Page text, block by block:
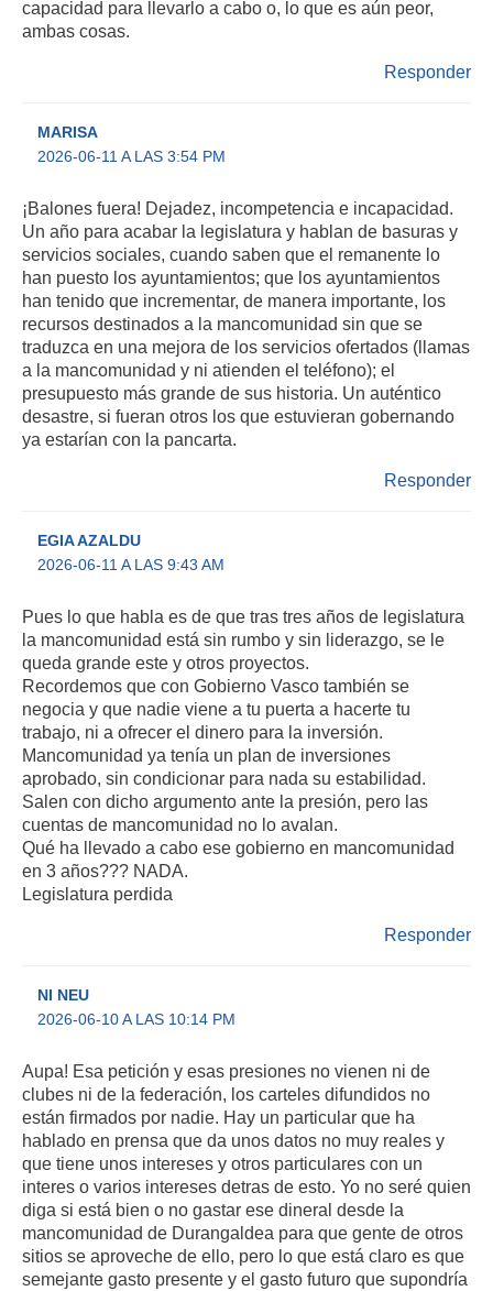
capacidad para llevarlo a cabo o, lo que es aún peor,
ambas cosas.
Responder
MARISA
2026-06-11 A LAS 3:54 PM
¡Balones fuera! Dejadez, incompetencia e incapacidad.
Un año para acabar la legislatura y hablan de basuras y
servicios sociales, cuando saben que el remanente lo
han puesto los ayuntamientos; que los ayuntamientos
han tenido que incrementar, de manera importante, los
recursos destinados a la mancomunidad sin que se
traduzca en una mejora de los servicios ofertados (llamas
a la mancomunidad y ni atienden el teléfono); el
presupuesto más grande de sus historia. Un auténtico
desastre, si fueran otros los que estuvieran gobernando
ya estarían con la pancarta.
Responder
EGIA AZALDU
2026-06-11 A LAS 9:43 AM
Pues lo que habla es de que tras tres años de legislatura
la mancomunidad está sin rumbo y sin liderazgo, se le
queda grande este y otros proyectos.
Recordemos que con Gobierno Vasco también se
negocia y que nadie viene a tu puerta a hacerte tu
trabajo, ni a ofrecer el dinero para la inversión.
Mancomunidad ya tenía un plan de inversiones
aprobado, sin condicionar para nada su estabilidad.
Salen con dicho argumento ante la presión, pero las
cuentas de mancomunidad no lo avalan.
Qué ha llevado a cabo ese gobierno en mancomunidad
en 3 años??? NADA.
Legislatura perdida
Responder
NI NEU
2026-06-10 A LAS 10:14 PM
Aupa! Esa petición y esas presiones no vienen ni de
clubes ni de la federación, los carteles difundidos no
están firmados por nadie. Hay un particular que ha
hablado en prensa que da unos datos no muy reales y
que tiene unos intereses y otros particulares con un
interes o varios intereses detras de esto. Yo no seré quien
diga si está bien o no gastar ese dineral desde la
mancomunidad de Durangaldea para que gente de otros
sitios se aproveche de ello, pero lo que está claro es que
semejante gasto presente y el gasto futuro que supondría